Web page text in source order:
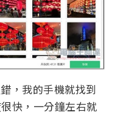
，我的手機就找到
快，一分鐘左右就